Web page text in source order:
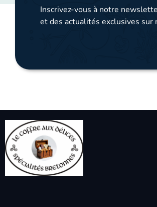
Inscrivez-vous à notre
et des actualités exclusives sur